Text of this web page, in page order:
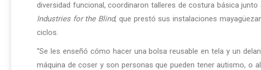
diversidad funcional, coordinaron talleres de costura básica
Industries for the Blind, que prestó sus instalaciones
ciclos.
“Se les enseñó cómo hacer una bolsa reusable en tela y un
máquina de coser y son personas que pueden tener autismo, o